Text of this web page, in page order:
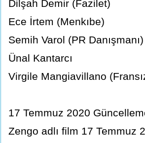
Dilşah Demir (Fazilet)
Ece İrtem (Menkıbe)
Semih Varol (PR Danışmanı)
Ünal Kantarcı
Virgile Mangiavillano
17 Temmuz 2020
Zengo adlı film 17 Temmuz